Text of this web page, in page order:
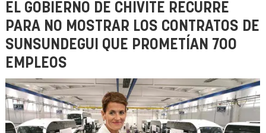
EL GOBIERNO DE CHIVITE RECURRE
PARA NO MOSTRAR LOS CONTRATOS DE
SUNSUNDEGUI QUE PROMETÍAN 700
EMPLEOS